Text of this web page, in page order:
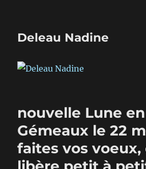
Deleau Nadine
nouvelle Lune en
Gémeaux le 22
faites vos voeux,